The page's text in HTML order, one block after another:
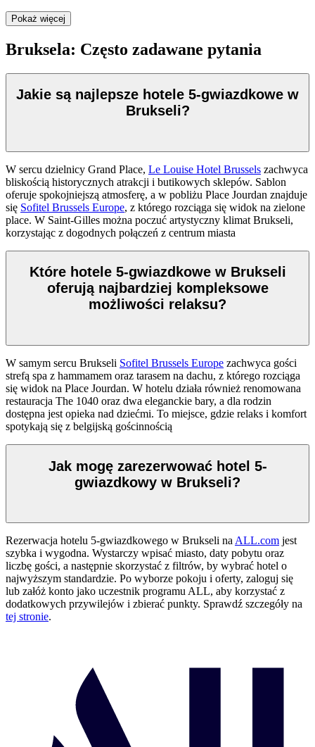
Pokaż więcej
Bruksela: Często zadawane pytania
Jakie są najlepsze hotele 5-gwiazdkowe w
Brukseli?
W sercu dzielnicy Grand Place, Le Louise Hotel Brussels zachwyca
bliskością historycznych atrakcji i butikowych sklepów. Sablon
oferuje spokojniejszą atmosferę, a w pobliżu Place Jourdan znajduje
się Sofitel Brussels Europe, z którego rozciąga się widok na zielone
place. W Saint-Gilles można poczuć artystyczny klimat Brukseli,
korzystając z dogodnych połączeń z centrum miasta
Które hotele 5-gwiazdkowe w Brukseli
oferują najbardziej kompleksowe
możliwości relaksu?
W samym sercu Brukseli Sofitel Brussels Europe zachwyca gości
strefą spa z hammamem oraz tarasem na dachu, z którego rozciąga
się widok na Place Jourdan. W hotelu działa również renomowana
restauracja The 1040 oraz dwa eleganckie bary, a dla rodzin
dostępna jest opieka nad dziećmi. To miejsce, gdzie relaks i komfort
spotykają się z belgijską gościnnością
Jak mogę zarezerwować hotel 5-
gwiazdkowy w Brukseli?
Rezerwacja hotelu 5-gwiazdkowego w Brukseli na ALL.com jest
szybka i wygodna. Wystarczy wpisać miasto, daty pobytu oraz
liczbę gości, a następnie skorzystać z filtrów, by wybrać hotel o
najwyższym standardzie. Po wyborze pokoju i oferty, zaloguj się
lub załóż konto jako uczestnik programu ALL, aby korzystać z
dodatkowych przywilejów i zbierać punkty. Sprawdź szczegóły na
tej stronie.